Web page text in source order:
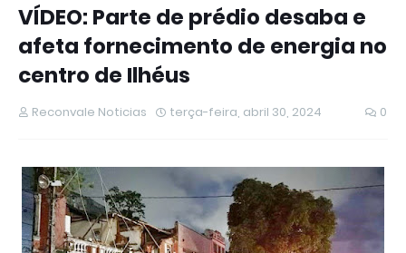
VÍDEO: Parte de prédio desaba e
afeta fornecimento de energia no
centro de Ilhéus
Reconvale Noticias terça-feira, abril 30, 2024 0